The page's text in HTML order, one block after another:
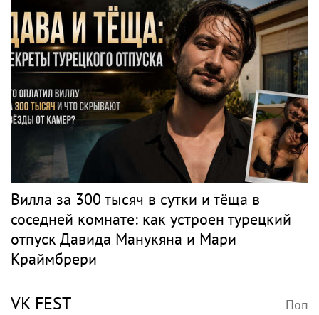
Вилла за 300 тысяч в сутки и тёща в
соседней комнате: как устроен турецкий
отпуск Давида Манукяна и Мари
Краймбрери
VK FEST Поп